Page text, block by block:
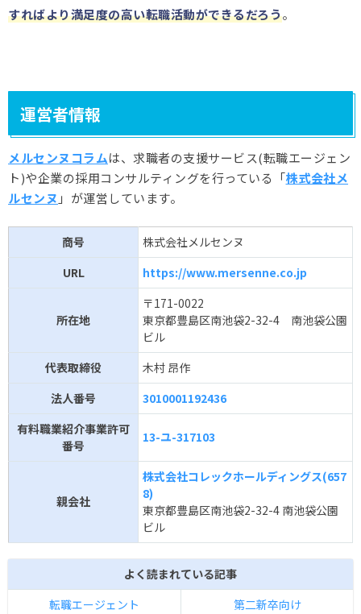
すればより満足度の高い転職活動ができるだろう。
運営者情報
メルセンヌコラムは、求職者の支援サービス(転職エージェン
ト)や企業の採用コンサルティングを行っている「株式会社メ
ルセンヌ 」が運営しています。
商号
株式会社メルセンヌ
URL
https://www.mersenne.co.jp
所在地
〒171-0022
東京都豊島区南池袋2-32-4 南池袋公園
ビル
代表取締役
木村 昂作
法人番号
3010001192436
有料職業紹介事業許可
番号
13-ユ-317103
親会社
株式会社コレックホールディングス(657
8)
東京都豊島区南池袋2-32-4 南池袋公園
ビル
よく読まれている記事
転職エージェント
第二新卒向け